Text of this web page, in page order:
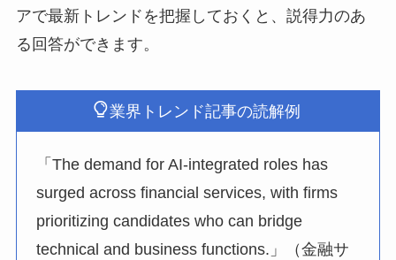
アで最新トレンドを把握しておくと、説得力のあ
る回答ができます。
業界トレンド記事の読解例
「The demand for AI-integrated roles has
surged across financial services, with firms
prioritizing candidates who can bridge
technical and business functions.」（金融サ